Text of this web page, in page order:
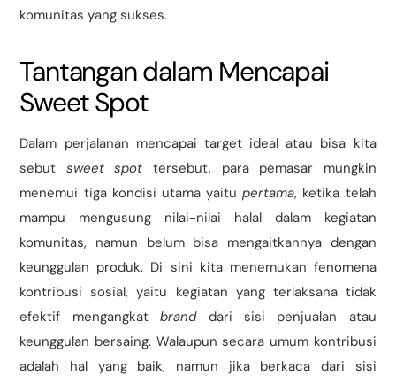
komunitas yang sukses.
Tantangan dalam Mencapai
Sweet Spot
Dalam perjalanan mencapai target ideal atau bisa kita
sebut sweet spot tersebut, para pemasar mungkin
menemui tiga kondisi utama yaitupertama, ketika telah
mampu mengusung nilai-nilai halal dalam kegiatan
komunitas, namun belum bisa mengaitkannya dengan
keunggulan produk. Di sini kita menemukan fenomena
kontribusi sosial, yaitu kegiatan yang terlaksana tidak
efektif mengangkatbranddari sisi penjualan atau
keunggulan bersaing. Walaupun secara umum kontribusi
adalah hal yang baik, namun jika berkaca dari sisi